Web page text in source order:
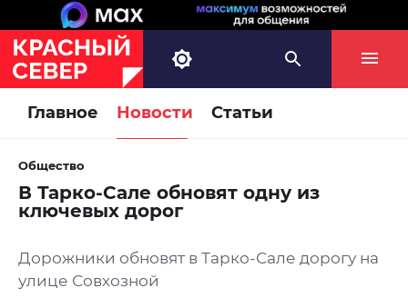
Главное Новости Статьи
Общество
В Тарко-Сале обновят одну из
ключевых дорог
Дорожники обновят в Тарко-Сале дорогу на
улице Совхозной